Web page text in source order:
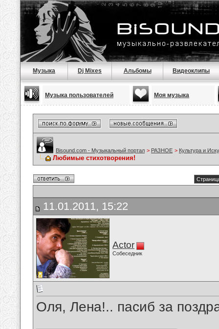
Музыка Dj Mixes Альбомы Видеоклипы
Музыка пользователей Моя музыка
Bisound.com - Музыкальный портал > РАЗНОЕ > Культура и
Любимые стихотворения!
11.01.2011, 15:22
Actor
Собеседник
Оля, Лена!.. пасиб за